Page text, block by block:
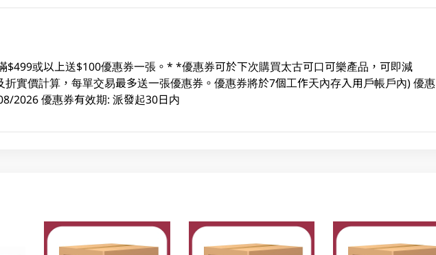
$499或以上送$100優惠券一張。* *優惠券可於下次購買太古可口可樂產品，可即減
折實價計算，每單交易最多送一張優惠券。優惠券將於7個工作天內存入用戶帳戶內) 優惠
2026 優惠券有效期: 派發起30日内